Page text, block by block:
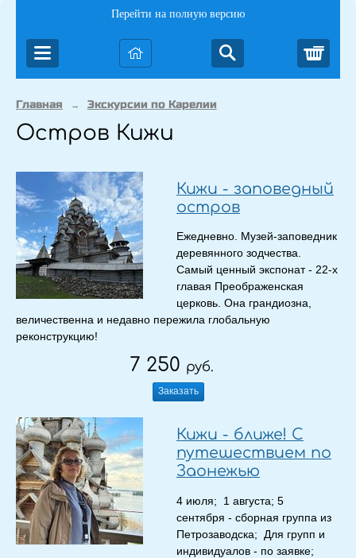
Перейти на полную версию
Главная → Экскурсии по Карелии
Остров Кижи
Кижи - заповедный
остров
Ежедневно. Музей-заповедник
деревянного зодчества.
Самый ценный экспонат - 22-х
главая Преображенская
церковь. Она грандиозна,
величественна и недавно пережила глобальную
реконструкцию!
7 250 руб.
Заказать
Кижи - ближе! С
путешествием по
Заонежью
4 июля; 1 августа; 5
сентября - сборная группа из
Петрозаводска; Для групп и
индивидуалов - по заявке;